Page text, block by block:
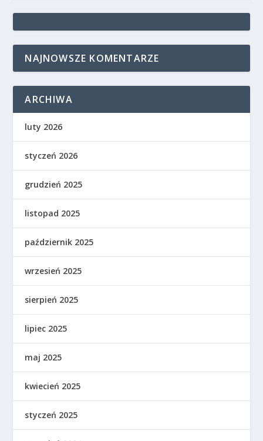
NAJNOWSZE KOMENTARZE
ARCHIWA
luty 2026
styczeń 2026
grudzień 2025
listopad 2025
październik 2025
wrzesień 2025
sierpień 2025
lipiec 2025
maj 2025
kwiecień 2025
styczeń 2025